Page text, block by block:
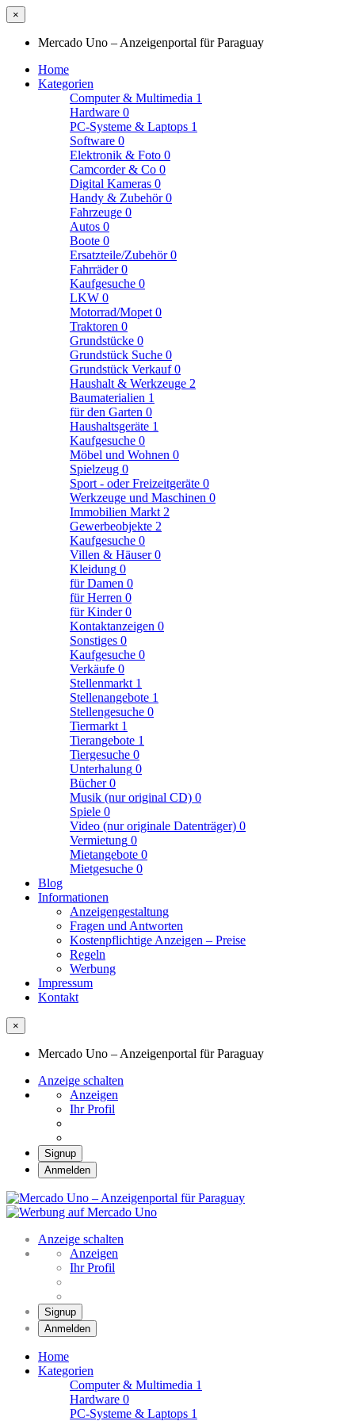
×
Mercado Uno – Anzeigenportal für Paraguay
Home
Kategorien
Computer & Multimedia 1
Hardware 0
PC-Systeme & Laptops 1
Software 0
Elektronik & Foto 0
Camcorder & Co 0
Digital Kameras 0
Handy & Zubehör0
Fahrzeuge 0
Autos 0
Boote 0
Ersatzteile/Zubehör0
Fahrräder0
Kaufgesuche 0
LKW 0
Motorrad/Mopet 0
Traktoren 0
Grundstücke 0
Grundstück Suche 0
Grundstück Verkauf0
Haushalt & Werkzeuge 2
Baumaterialien 1
für den Garten 0
Haushaltsgeräte 1
Kaufgesuche 0
Möbel und Wohnen 0
Spielzeug 0
Sport - oder Freizeitgeräte 0
Werkzeuge und Maschinen 0
Immobilien Markt 2
Gewerbeobjekte 2
Kaufgesuche 0
Villen & Häuser0
Kleidung 0
für Damen 0
für Herren 0
für Kinder0
Kontaktanzeigen 0
Sonstiges 0
Kaufgesuche 0
Verkäufe 0
Stellenmarkt 1
Stellenangebote 1
Stellengesuche 0
Tiermarkt 1
Tierangebote 1
Tiergesuche 0
Unterhalung 0
Bücher0
Musik (nur original CD) 0
Spiele 0
Video (nur originale Datenträger) 0
Vermietung 0
Mietangebote 0
Mietgesuche 0
Blog
Informationen
Anzeigengestaltung
Fragen und Antworten
Kostenpflichtige Anzeigen – Preise
Regeln
Werbung
Impressum
Kontakt
×
Mercado Uno – Anzeigenportal für Paraguay
Anzeige schalten
Anzeigen
Ihr Profil
Signup
Anmelden
Anzeige schalten
Anzeigen
Ihr Profil
Signup
Anmelden
Home
Kategorien
Computer & Multimedia 1
Hardware 0
PC-Systeme & Laptops 1